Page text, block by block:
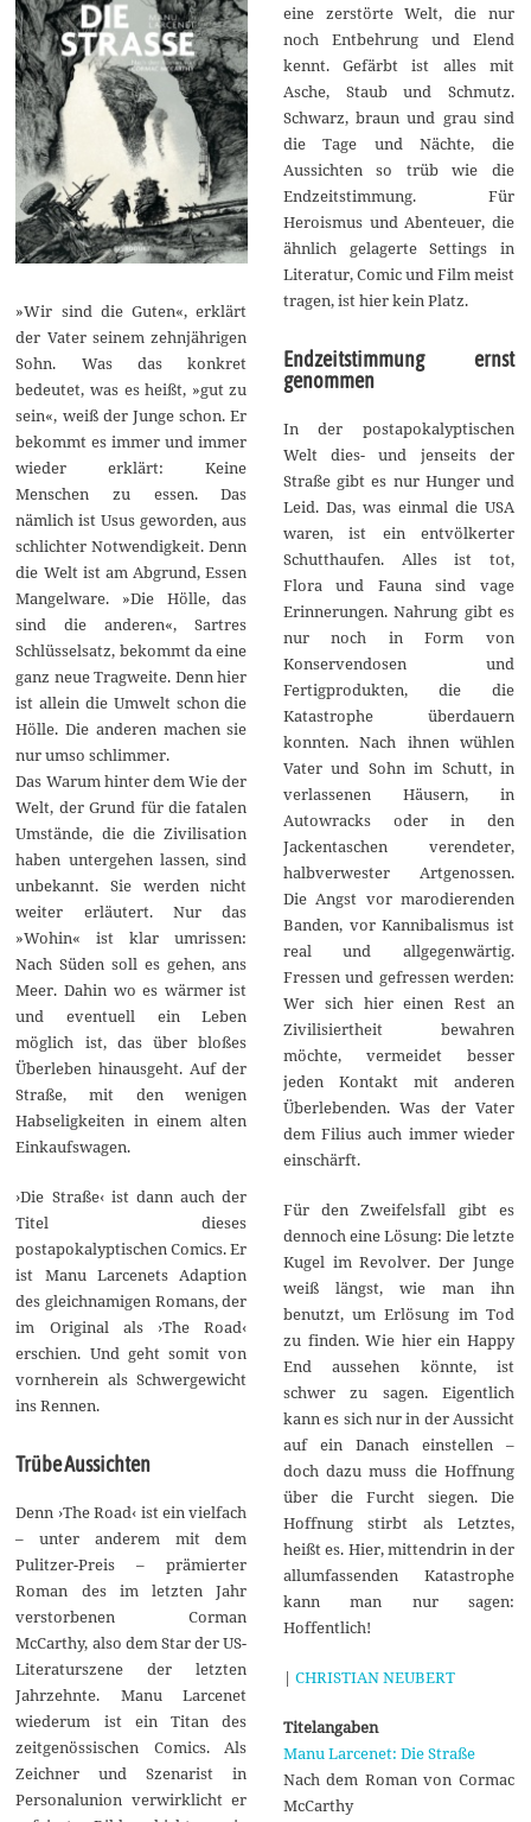
»Wir sind die Guten«, erklärt
der Vater seinem zehnjährigen
Sohn. Was das konkret
bedeutet, was es heißt, »gut zu
sein«, weiß der Junge schon. Er
bekommt es immer und immer
wieder erklärt: Keine
Menschen zu essen. Das
nämlich ist Usus geworden, aus
schlichter Notwendigkeit. Denn
die Welt ist am Abgrund, Essen
Mangelware. »Die Hölle, das
sind die anderen«, Sartres
Schlüsselsatz, bekommt da eine
ganz neue Tragweite. Denn hier
ist allein die Umwelt schon die
Hölle. Die anderen machen sie
nur umso schlimmer.
Das Warum hinter dem Wie der
Welt, der Grund für die fatalen
Umstände, die die Zivilisation
haben untergehen lassen, sind
unbekannt. Sie werden nicht
weiter erläutert. Nur das
»Wohin« ist klar umrissen:
Nach Süden soll es gehen, ans
Meer. Dahin wo es wärmer ist
und eventuell ein Leben
möglich ist, das über bloßes
Überleben hinausgeht. Auf der
Straße, mit den wenigen
Habseligkeiten in einem alten
Einkaufswagen.
›Die Straße‹ ist dann auch der
Titel dieses
postapokalyptischen Comics. Er
ist Manu Larcenets Adaption
des gleichnamigen Romans, der
im Original als ›The Road‹
erschien. Und geht somit von
vornherein als Schwergewicht
ins Rennen.
Trübe Aussichten
Denn ›The Road‹ ist ein vielfach
– unter anderem mit dem
Pulitzer-Preis – prämierter
Roman des im letzten Jahr
verstorbenen Corman
McCarthy, also dem Star der US-
Literaturszene der letzten
Jahrzehnte. Manu Larcenet
wiederum ist ein Titan des
zeitgenössischen Comics. Als
Zeichner und Szenarist in
Personalunion verwirklicht er
eine zerstörte Welt, die nur
noch Entbehrung und Elend
kennt. Gefärbt ist alles mit
Asche, Staub und Schmutz.
Schwarz, braun und grau sind
die Tage und Nächte, die
Aussichten so trüb wie die
Endzeitstimmung. Für
Heroismus und Abenteuer, die
ähnlich gelagerte Settings in
Literatur, Comic und Film meist
tragen, ist hier kein Platz.
Endzeitstimmung ernst
genommen
In der postapokalyptischen
Welt dies- und jenseits der
Straße gibt es nur Hunger und
Leid. Das, was einmal die USA
waren, ist ein entvölkerter
Schutthaufen. Alles ist tot,
Flora und Fauna sind vage
Erinnerungen. Nahrung gibt es
nur noch in Form von
Konservendosen und
Fertigprodukten, die die
Katastrophe überdauern
konnten. Nach ihnen wühlen
Vater und Sohn im Schutt, in
verlassenen Häusern, in
Autowracks oder in den
Jackentaschen verendeter,
halbverwester Artgenossen.
Die Angst vor marodierenden
Banden, vor Kannibalismus ist
real und allgegenwärtig.
Fressen und gefressen werden:
Wer sich hier einen Rest an
Zivilisiertheit bewahren
möchte, vermeidet besser
jeden Kontakt mit anderen
Überlebenden. Was der Vater
dem Filius auch immer wieder
einschärft.
Für den Zweifelsfall gibt es
dennoch eine Lösung: Die letzte
Kugel im Revolver. Der Junge
weiß längst, wie man ihn
benutzt, um Erlösung im Tod
zu finden. Wie hier ein Happy
End aussehen könnte, ist
schwer zu sagen. Eigentlich
kann es sich nur in der Aussicht
auf ein Danach einstellen –
doch dazu muss die Hoffnung
über die Furcht siegen. Die
Hoffnung stirbt als Letztes,
heißt es. Hier, mittendrin in der
allumfassenden Katastrophe
kann man nur sagen:
Hoffentlich!
| CHRISTIAN NEUBERT
Titelangaben
Manu Larcenet: Die Straße
Nach dem Roman von Cormac
McCarthy